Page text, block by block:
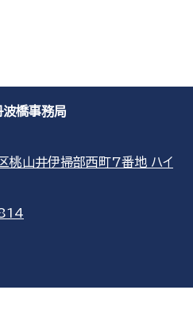
橋事務局
桃山井伊掃部西町7番地 ハイ